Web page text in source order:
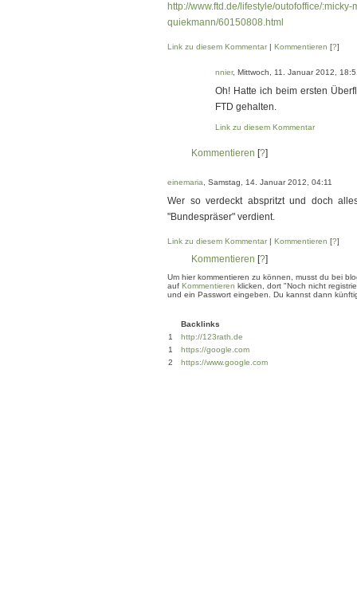
http://www.ftd.de/lifestyle/outofoffice/
quiekmann/60150808.html
Link zu diesem Kommentar| Kommentieren [?]
nnier, Mittwoch, 11. Januar 2012,
Oh! Hatte ich beim ersten
FTD gehalten.
Link zu diesem Kommentar
Kommentieren [?]
einemaria , Samstag, 14. Januar 2012, 04:11
Wer so verdeckt abspritzt und doch
"Bundespräser" verdient.
Link zu diesem Kommentar| Kommentieren [?]
Kommentieren [?]
Um hier kommentieren zu können, musst du bei
auf Kommentieren klicken, dort "Noch nicht
und ein Passwort eingeben. Du kannst dann
Backlinks
1
http://123rath.de
1
https://google.com
2
https://www.google.com